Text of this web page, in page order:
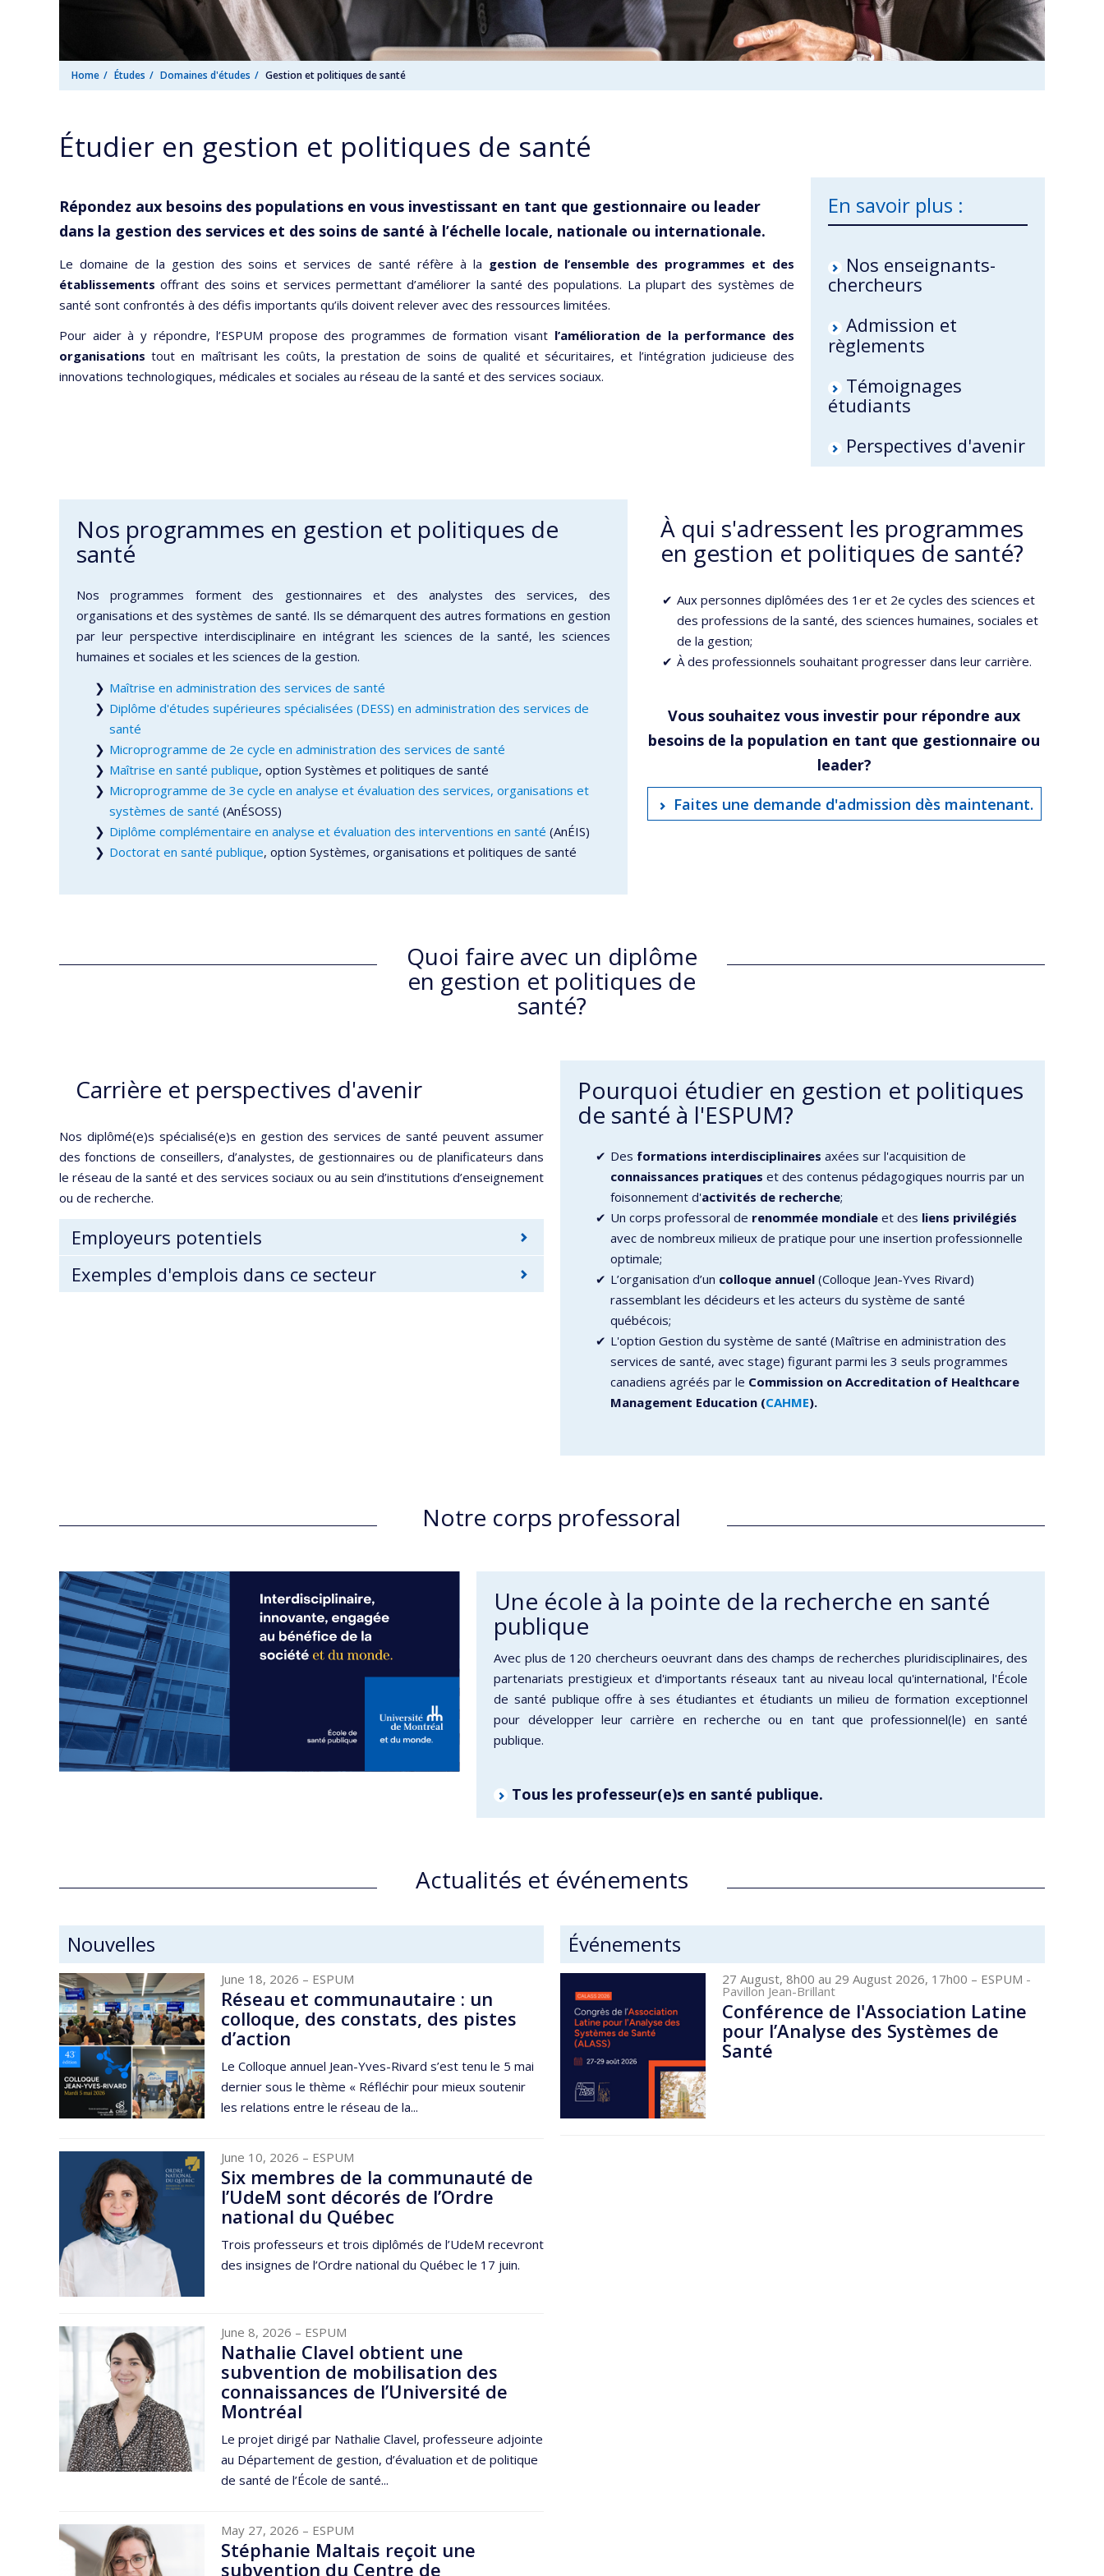
Home Études Domaines d'études Gestion et politiques de santé
Étudier en gestion et politiques de santé
Répondez aux besoins des populations en vous investissant en tant que gestionnaire ou leader
dans la gestion des services et des soins de santé à l’échelle locale, nationale ou internationale.
Le domaine de la gestion des soins et services de santé réfère à la gestion de l’ensemble des programmes et des
établissementsoffrant des soins et services permettant d’améliorer la santé des populations. La plupart des systèmes de
santé sont confrontés à des défis importants qu’ils doivent relever avec des ressources limitées.
Pour aider à y répondre, l’ESPUM propose des programmes de formation visant l’amélioration de la performance des
organisations tout en maîtrisant les coûts, la prestation de soins de qualité et sécuritaires, et l’intégration judicieuse des
innovations technologiques, médicales et sociales au réseau de la santé et des services sociaux.
En savoir plus :
Nos enseignants-
chercheurs
Admission et
règlements
Témoignages
étudiants
Perspectives d'avenir
Nos programmes en gestion et politiques de
santé
Nos programmes forment des gestionnaires et des analystes des services, des
organisations et des systèmes de santé. Ils se démarquent des autres formations en gestion
par leur perspective interdisciplinaire en intégrant les sciences de la santé, les sciences
humaines et sociales et les sciences de la gestion.
Maîtrise en administration des services de santé
Diplôme d'études supérieures spécialisées (DESS) en administration des services de
santé
Microprogramme de 2e cycle en administration des services de santé
Maîtrise en santé publique, option Systèmes et politiques de santé
Microprogramme de 3e cycle en analyse et évaluation des services, organisations et
systèmes de santé (AnÉSOSS)
Diplôme complémentaire en analyse et évaluation des interventions en santé (AnÉIS)
Doctorat en santé publique, option Systèmes, organisations et politiques de santé
À qui s'adressent les programmes
en gestion et politiques de santé?
Aux personnes diplômées des 1er et 2e cycles des sciences et
des professions de la santé, des sciences humaines, sociales et
de la gestion;
À des professionnels souhaitant progresser dans leur carrière.
Vous souhaitez vous investir pour répondre aux
besoins de la population en tant que gestionnaire ou
leader?
Faites une demande d'admission dès maintenant.
Quoi faire avec un diplôme
en gestion et politiques de
santé?
Carrière et perspectives d'avenir
Nos diplômé(e)s spécialisé(e)s en gestion des services de santé peuvent assumer
des fonctions de conseillers, d’analystes, de gestionnaires ou de planificateurs dans
le réseau de la santé et des services sociaux ou au sein d’institutions d’enseignement
ou de recherche.
Employeurs potentiels
Exemples d'emplois dans ce secteur
Pourquoi étudier en gestion et politiques
de santé à l'ESPUM?
Des formations interdisciplinaires axées sur l'acquisition de
connaissances pratiques et des contenus pédagogiques nourris par un
foisonnement d'activités de recherche;
Un corps professoral de renommée mondiale et des liens privilégiés
avec de nombreux milieux de pratique pour une insertion professionnelle
optimale;
L’organisation d’un colloque annuel (Colloque Jean-Yves Rivard)
rassemblant les décideurs et les acteurs du système de santé
québécois;
L'option Gestion du système de santé (Maîtrise en administration des
services de santé, avec stage) figurant parmi les 3 seuls programmes
canadiens agréés par le Commission on Accreditation of Healthcare
Management Education (CAHME).
Notre corps professoral
Une école à la pointe de la recherche en santé
publique
Avec plus de 120 chercheurs oeuvrant dans des champs de recherches pluridisciplinaires, des
partenariats prestigieux et d'importants réseaux tant au niveau local qu'international, l'École
de santé publique offre à ses étudiantes et étudiants un milieu de formation exceptionnel
pour développer leur carrière en recherche ou en tant que professionnel(le) en santé
publique.
Tous les professeur(e)s en santé publique.
Actualités et événements
Nouvelles
June 18, 2026 – ESPUM
Réseau et communautaire : un
colloque, des constats, des pistes
d’action
Le Colloque annuel Jean-Yves-Rivard s’est tenu le 5 mai
dernier sous le thème « Réfléchir pour mieux soutenir
les relations entre le réseau de la...
June 10, 2026 – ESPUM
Six membres de la communauté de
l’UdeM sont décorés de l’Ordre
national du Québec
Trois professeurs et trois diplômés de l’UdeM recevront
des insignes de l’Ordre national du Québec le 17 juin.
June 8, 2026 – ESPUM
Nathalie Clavel obtient une
subvention de mobilisation des
connaissances de l’Université de
Montréal
Le projet dirigé par Nathalie Clavel, professeure adjointe
au Département de gestion, d’évaluation et de politique
de santé de l’École de santé...
May 27, 2026 – ESPUM
Stéphanie Maltais reçoit une
subvention du Centre de
Événements
27 August, 8h00 au 29 August 2026, 17h00 – ESPUM -
Pavillon Jean-Brillant
Conférence de l'Association Latine
pour l’Analyse des Systèmes de
Santé